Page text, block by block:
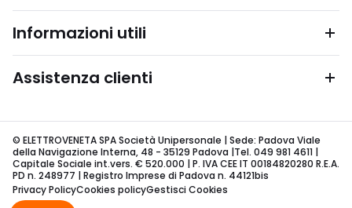
Informazioni utili
Assistenza clienti
© ELETTROVENETA SPA Società Unipersonale | Sede: Padova Viale
della Navigazione Interna, 48 - 35129 Padova |Tel. 049 981 4611 |
Capitale Sociale int.vers. € 520.000 | P. IVA CEE IT 00184820280 R.E.A.
PD n. 248977 | Registro Imprese di Padova n. 44121bis
Privacy PolicyCookies policyGestisci Cookies